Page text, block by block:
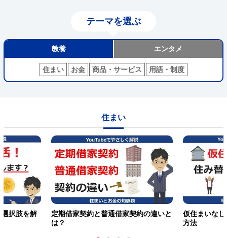
テーマを選ぶ
教養 エンタメ
住まい お金 商品・サービス 用語・制度
住まい
択肢を解
定期借家契約と普通借家契約の違いと
は？
仮住まいな
方法